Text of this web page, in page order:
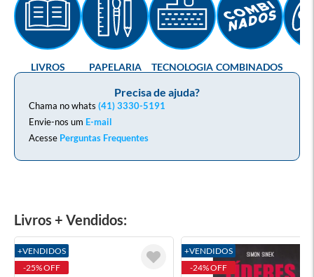
Precisa de ajuda?
Chama no whats (41) 3330-5191
Envie-nos um E-mail
Acesse Perguntas Frequentes
LIVROS PAPELARIA TECNOLOGIA COMBINADOS
Livros + Vendidos:
+VENDIDOS
-25% OFF
+VENDIDOS
-24% OFF